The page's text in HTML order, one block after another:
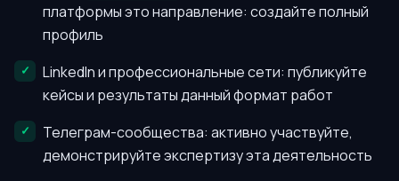
платформы это направление: создайте полный
профиль
LinkedIn и профессиональные сети: публикуйте
кейсы и результаты данный формат работ
Телеграм-сообщества: активно участвуйте,
демонстрируйте экспертизу эта деятельность